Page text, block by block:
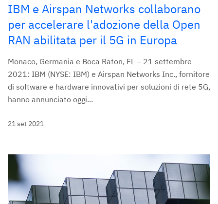
IBM e Airspan Networks collaborano
per accelerare l'adozione della Open
RAN abilitata per il 5G in Europa
Monaco, Germania e Boca Raton, FL – 21 settembre
2021: IBM (NYSE: IBM) e Airspan Networks Inc., fornitore
di software e hardware innovativi per soluzioni di rete 5G,
hanno annunciato oggi...
21 set 2021